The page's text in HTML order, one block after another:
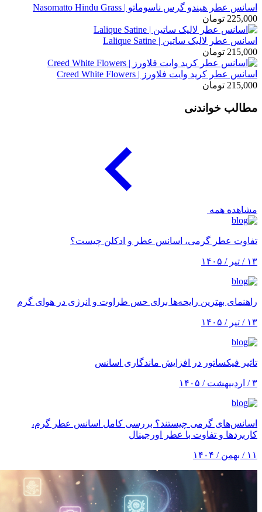
اسانس عطر هیندو گرس ناسوماتو | Nasomatto Hindu Grass
225,000 تومان
اسانس عطر لالیک ساتین | Lalique Satine
215,000 تومان
اسانس عطر کرید وایت فلاورز | Creed White Flowers
215,000 تومان
مطالب خواندنی
مشاهده همه
تفاوت عطر گرمی، اسانس عطر و ادکلن چیست؟
۱۳ / تیر / ۱۴۰۵
راهنمای بهترین رایحه‌ها برای حس طراوت و انرژی در هوای گرم
۱۳ / تیر / ۱۴۰۵
تاثیر فیکساتور در افزایش ماندگاری اسانس
۳ / اردبیهشت / ۱۴۰۵
اسانس‌های گرمی چیستند؟ بررسی کامل اسانس عطر گرم،
کاربردها و تفاوت با عطر اورجینال
۱۱ / بهمن / ۱۴۰۴